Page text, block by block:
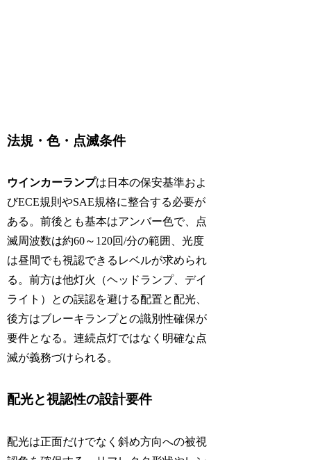
法規・色・点滅条件
ウインカーランプは日本の保安基準およ
びECE規則やSAE規格に整合する必要が
ある。前後とも基本はアンバー色で、点
滅周波数は約60～120回/分の範囲、光度
は昼間でも視認できるレベルが求められ
る。前方は他灯火（ヘッドランプ、デイ
ライト）との誤認を避ける配置と配光、
後方はブレーキランプとの識別性確保が
要件となる。連続点灯ではなく明確な点
滅が義務づけられる。
配光と視認性の設計要件
配光は正面だけでなく斜め方向への被視